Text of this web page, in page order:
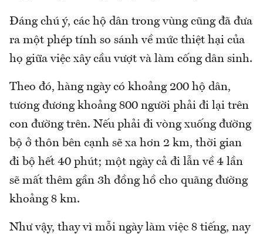
Đáng chú ý, các hộ dân trong vùng cũng đã đưa
ra một phép tính so sánh về mức thiệt hại của
họ giữa việc xây cầu vượt và làm cống dân sinh.
Theo đó, hàng ngày có khoảng 200 hộ dân,
tương đương khoảng 800 người phải đi lại trên
con đường trên. Nếu phải đi vòng xuống đường
bộ ở thôn bên cạnh sẽ xa hơn 2 km, thời gian
đi bộ hết 40 phút; một ngày cả đi lẫn về 4 lần
sẽ mất thêm gần 3h đồng hồ cho quãng đường
khoảng 8 km.
Như vậy, thay vì mỗi ngày làm việc 8 tiếng, nay